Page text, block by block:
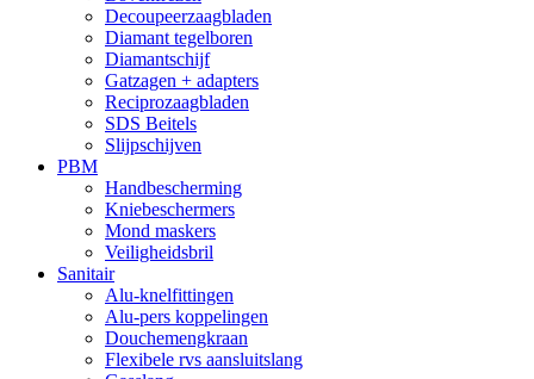
Decoupeerzaagbladen
Diamant tegelboren
Diamantschijf
Gatzagen + adapters
Reciprozaagbladen
SDS Beitels
Slijpschijven
PBM
Handbescherming
Kniebeschermers
Mond maskers
Veiligheidsbril
Sanitair
Alu-knelfittingen
Alu-pers koppelingen
Douchemengkraan
Flexibele rvs aansluitslang